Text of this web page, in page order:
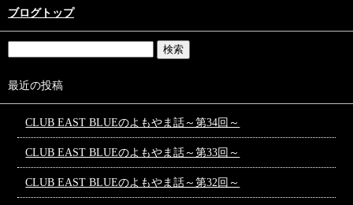
ブログトップ
最近の投稿
CLUB EAST BLUEのよもやま話～第34回～
CLUB EAST BLUEのよもやま話～第33回～
CLUB EAST BLUEのよもやま話～第32回～